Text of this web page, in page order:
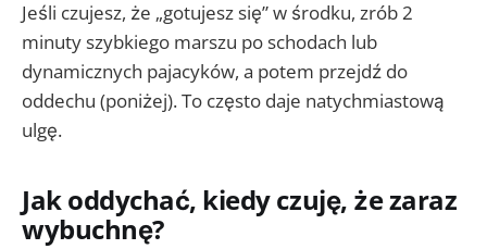
Jeśli czujesz, że „gotujesz się” w środku, zrób 2
minuty szybkiego marszu po schodach lub
dynamicznych pajacyków, a potem przejdź do
oddechu (poniżej). To często daje natychmiastową
ulgę.
Jak oddychać, kiedy czuję, że zaraz
wybuchnę?